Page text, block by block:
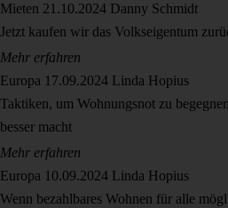
Mieten 21.10.2024 Danny Schmidt
Jetzt kaufen wir das Volkseigentum
Mehr erfahren
Europa 17.09.2024 Linda Hopius
Taktiken, um Wohnungsnot zu
besser macht
Mehr erfahren
Europa 10.09.2024 Linda Hopius
Wenn bezahlbares Wohnen für alle